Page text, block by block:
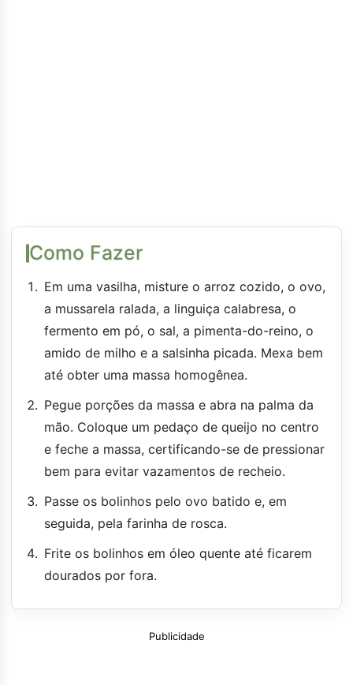
Como Fazer
Em uma vasilha, misture o arroz cozido, o ovo,
a mussarela ralada, a linguiça calabresa, o
fermento em pó, o sal, a pimenta-do-reino, o
amido de milho e a salsinha picada. Mexa bem
até obter uma massa homogênea.
Pegue porções da massa e abra na palma da
mão. Coloque um pedaço de queijo no centro
e feche a massa, certificando-se de pressionar
bem para evitar vazamentos de recheio.
Passe os bolinhos pelo ovo batido e, em
seguida, pela farinha de rosca.
Frite os bolinhos em óleo quente até ficarem
dourados por fora.
Publicidade